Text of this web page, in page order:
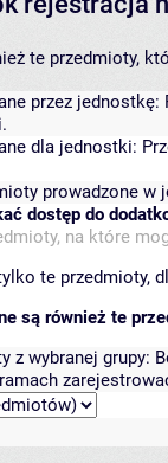
te przedmioty,
przez jednostkę:
dla jednostki:
prowadzone w
dostęp do
na które
te przedmioty,
są również te
z wybranej grupy: